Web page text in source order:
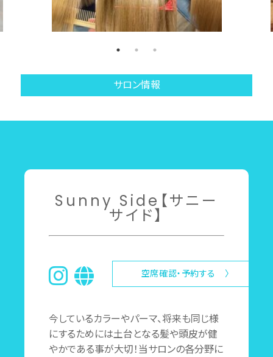
サロン情報
Sunny Side【サニー
サイド】
空席確認・予約する 〉
今しているカラーやパーマ、将来も同じ様
にするためには土台となる髪や頭皮が健
やかである事が大切！当サロンの各分野に